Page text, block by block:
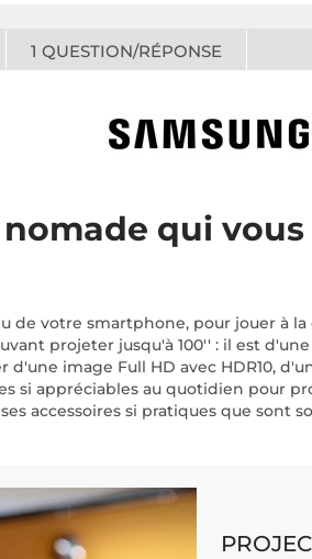
1 QUESTION/RÉPONSE
qui
votre smartphone, pour jouer à
projeter jusqu'à 100'' : il est
image Full HD avec HDR10,
si appréciables au quotidien pour
accessoires si pratiques que sont